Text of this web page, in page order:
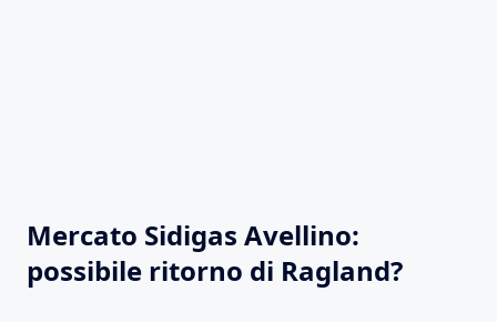
Mercato Sidigas Avellino:
possibile ritorno di Ragland?